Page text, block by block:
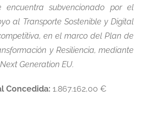
encuentra subvencionado por el
al Transporte Sostenible y Digital
en el marco del Plan de
y Resiliencia, mediante
Generation EU.
Concedida: 1.867.162,00 €